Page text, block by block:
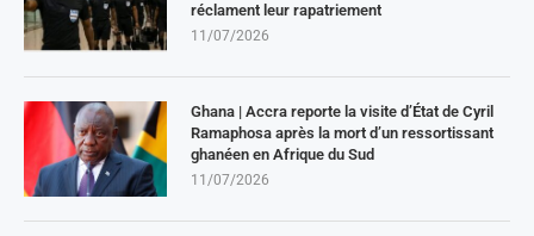
réclament leur rapatriement
11/07/2026
Ghana | Accra reporte la visite d’État de Cyril
Ramaphosa après la mort d’un ressortissant
ghanéen en Afrique du Sud
11/07/2026